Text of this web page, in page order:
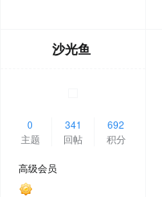
沙光鱼
0
主题
341
回帖
692
积分
高级会员